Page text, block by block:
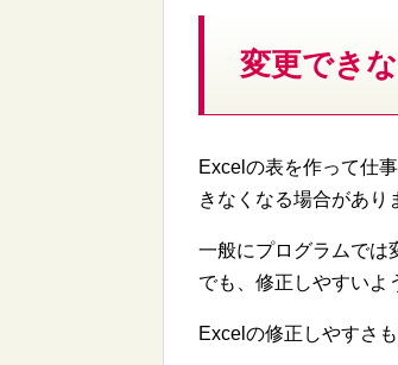
変更でき
Excelの表を作って仕
きなくなる場合があり
一般にプログラムでは
でも、修正しやすいよ
Excelの修正しやすさ